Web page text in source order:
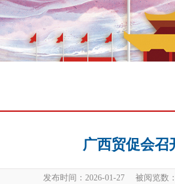
广西贸促会召
发布时间：2026-01-27 被阅览数：